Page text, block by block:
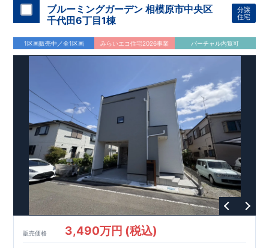
の新たな空間提案 「マルチエント ランス」が受賞いたしまし
た！
耐震等級最高等級3 ・数百年に一度の地震に耐える力
倍の耐震性！
ー採用で安心！ ○BELS ・エコ住宅としての性能評価を全号棟
が取得しています！ ○住宅性能評価ダブル取得 ・『設計』住
ております。
・『建設』住宅性能評価…評価を受けた図面通
りに施工されているか、建設までに計4回チェックが行われま
す。
ぜひお気軽にお問い合わせください♪ 西宮営業所 TEL
0798-
38-1246​(定休日：火・水・年末年始
ブルーミングガーデン 相模原市中央区
千代田6丁目1棟
分譲
住宅
1区画販売中／全1区画 みらいエコ住宅2026事業 バーチャル内覧可
販売価格 3,490万円 (税込)